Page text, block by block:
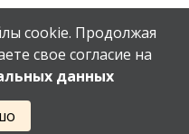
техникум им.
EV-DV.RU
cookie. Продолжая
свое согласие на
данных